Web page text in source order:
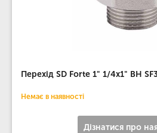
Перехід SD Forte 1" 1/4х1" ВН
Немає в наявності
Дізнатися про